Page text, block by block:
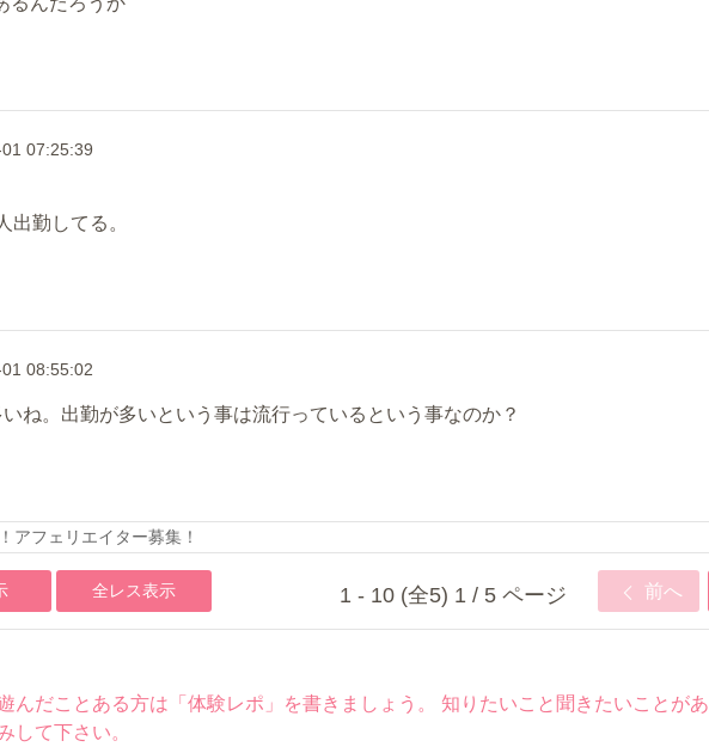
07:25:39
出勤してる。
08:55:02
ね。出勤が多いという事は流行っているという事なのか？
アフェリエイター募集！
全レス表示 1 - 10 (全5) 1 / 5 ページ 前へ
んだことある方は「体験レポ」を書きましょう。 知りたいこと聞きたいことがあ
して下さい。